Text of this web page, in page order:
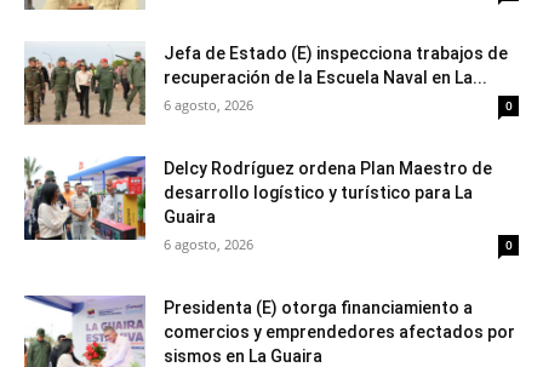
Jefa de Estado (E) inspecciona trabajos de
recuperación de la Escuela Naval en La...
6 agosto, 2026 0
Delcy Rodríguez ordena Plan Maestro de
desarrollo logístico y turístico para La
Guaira
6 agosto, 2026 0
Presidenta (E) otorga financiamiento a
comercios y emprendedores afectados por
sismos en La Guaira